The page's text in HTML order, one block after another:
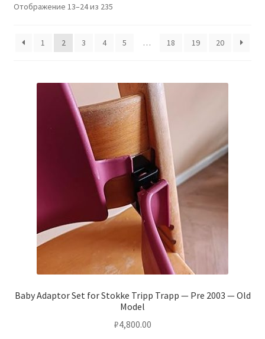
Оформление заказа
Отображение 13–24 из 235
1 2 3 4 5 … 18 19 20
Baby Adaptor Set for Stokke Tripp Trapp — Pre 2003 — Old
Model
₽4,800.00